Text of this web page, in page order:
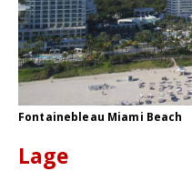
Fontainebleau Miami Beach
Lage